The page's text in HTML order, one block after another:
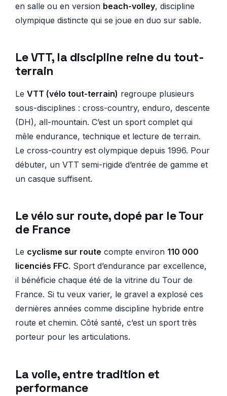
en salle ou en version beach-volley, discipline
olympique distincte qui se joue en duo sur sable.
Le VTT, la discipline reine du tout-
terrain
Le VTT (vélo tout-terrain) regroupe plusieurs
sous-disciplines : cross-country, enduro, descente
(DH), all-mountain. C’est un sport complet qui
mêle endurance, technique et lecture de terrain.
Le cross-country est olympique depuis 1996. Pour
débuter, un VTT semi-rigide d’entrée de gamme et
un casque suffisent.
Le vélo sur route, dopé par le Tour
de France
Le cyclisme sur route compte environ 110 000
licenciés FFC. Sport d’endurance par excellence,
il bénéficie chaque été de la vitrine du Tour de
France. Si tu veux varier, le gravel a explosé ces
dernières années comme discipline hybride entre
route et chemin. Côté santé, c’est un sport très
porteur pour les articulations.
La voile, entre tradition et
performance